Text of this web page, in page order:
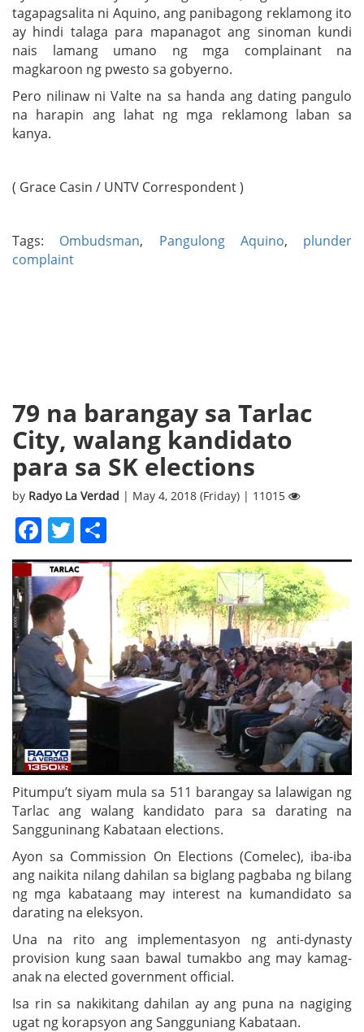
tagapagsalita ni Aquino, ang panibagong reklamong ito
ay hindi talaga para mapanagot ang sinoman kundi
nais lamang umano ng mga complainant na
magkaroon ng pwesto sa gobyerno.
Pero nilinaw ni Valte na sa handa ang dating pangulo
na harapin ang lahat ng mga reklamong laban sa
kanya.
( Grace Casin / UNTV Correspondent )
Tags: Ombudsman, Pangulong Aquino, plunder
complaint
79 na barangay sa Tarlac
City, walang kandidato
para sa SK elections
by Radyo La Verdad | May 4, 2018 (Friday) | 11015
Facebook
Twitter
Pitumpu’t siyam mula sa 511 barangay sa lalawigan ng
Tarlac ang walang kandidato para sa darating na
Sangguninang Kabataan elections.
Ayon sa Commission On Elections (Comelec), iba-iba
ang naikita nilang dahilan sa biglang pagbaba ng bilang
ng mga kabataang may interest na kumandidato sa
darating na eleksyon.
Una na rito ang implementasyon ng anti-dynasty
provision kung saan bawal tumakbo ang may kamag-
anak na elected government official.
Isa rin sa nakikitang dahilan ay ang puna na nagiging
ugat ng korapsyon ang Sangguniang Kabataan.